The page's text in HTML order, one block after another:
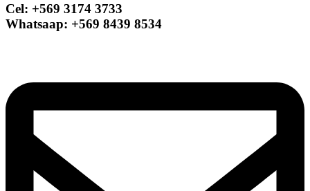
Cel: +569 3174 3733
Whatsaap: +569 8439 8534